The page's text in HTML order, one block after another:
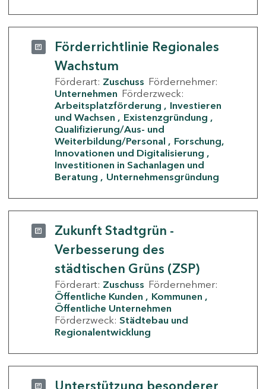
Förderrichtlinie Regionales
Wachstum
Förderart: Zuschuss Fördernehmer:
Unternehmen Förderzweck:
Arbeitsplatzförderung
Investieren
und Wachsen
Existenzgründung
Qualifizierung/Aus- und
Weiterbildung/Personal
Forschung,
Innovationen und Digitalisierung
Investitionen in Sachanlagen und
Beratung
Unternehmensgründung
Zukunft Stadtgrün -
Verbesserung des
städtischen Grüns (ZSP)
Förderart: Zuschuss Fördernehmer:
Öffentliche Kunden
Kommunen
Öffentliche Unternehmen
Förderzweck: Städtebau und
Regionalentwicklung